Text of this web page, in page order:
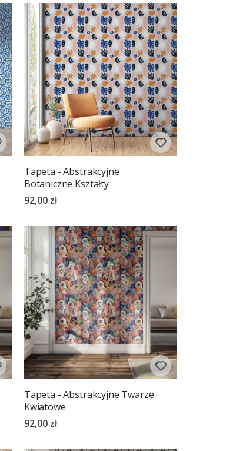
Tapeta - Abstrakcyjne
Botaniczne Kształty
92,00 zł
Tapeta - Abstrakcyjne Twarze
Kwiatowe
92,00 zł